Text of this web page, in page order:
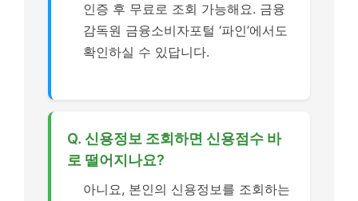
인증 후 무료로 조회 가능해요. 금융
감독원 금융소비자포털 ‘파인’에서도
확인하실 수 있답니다.
Q. 신용정보 조회하면 신용점수 바
로 떨어지나요?
아니요, 본인의 신용정보를 조회하는